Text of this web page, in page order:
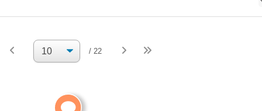
/ 22